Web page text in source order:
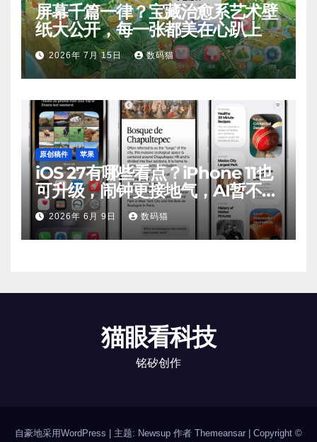
屏幕千篇一律？宝藏治愈系艺术壁
纸大公开，每一张都美在心趴上
2026年 7月 15日 数码猫
原创稿件 苹果
iOS 27有哪些看点？iPhone 11也
可升级，闹钟更接地气，AI暂不支
持2026年 6月 9日 数码猫
猫眼看科技
铭矽创作
自豪地采用WordPress 主题: Newsup 作者 Themeansar | Copyright ©